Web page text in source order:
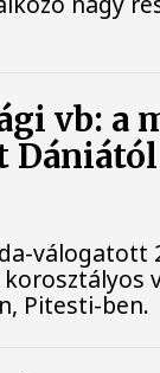
vb: a
válogatott
Pitesti-ben.